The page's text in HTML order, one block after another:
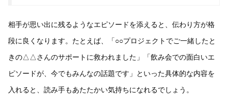
相手が思い出に残るようなエピソードを添えると、伝わり方が格
段に良くなります。たとえば、「○○プロジェクトでご一緒したと
きの△△さんのサポートに救われました」「飲み会での面白いエ
ピソードが、今でもみんなの話題です」といった具体的な内容を
入れると、読み手もあたたかい気持ちになれるでしょう。